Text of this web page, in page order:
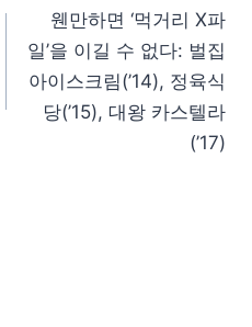
웬만하면 ‘먹거리 X파
일’을 이길 수 없다: 벌집
아이스크림(’14), 정육식
당(’15), 대왕 카스텔라
(’17)